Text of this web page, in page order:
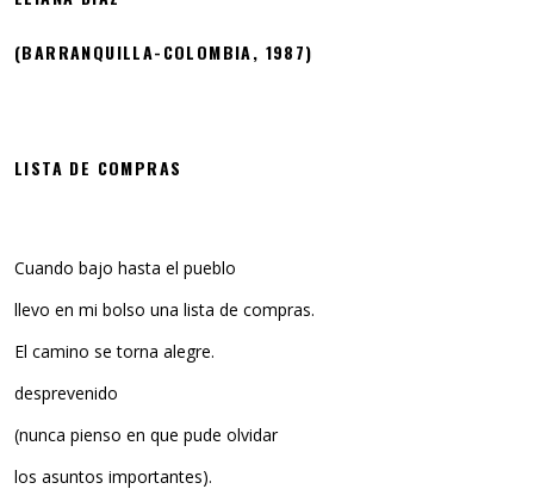
(BARRANQUILLA-COLOMBIA, 1987)
LISTA DE COMPRAS
Cuando bajo hasta el pueblo
llevo en mi bolso una lista de compras.
El camino se torna alegre.
desprevenido
(nunca pienso en que pude olvidar
los asuntos importantes).